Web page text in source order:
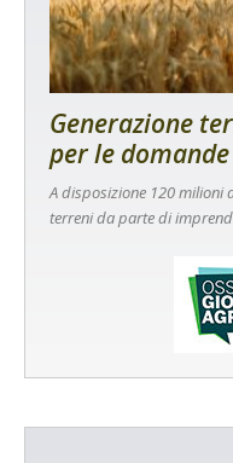
Generazione
per le domande
A disposizione 120 milioni
terreni da parte di